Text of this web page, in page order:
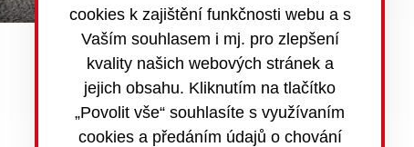
cookies k zajištění funkčnosti webu a s
Vaším souhlasem i mj. pro zlepšení
kvality našich webových stránek a
jejich obsahu. Kliknutím na tlačítko
„Povolit vše“ souhlasíte s využívaním
cookies a předáním údajů o chování
Povinně zveřejňované informace